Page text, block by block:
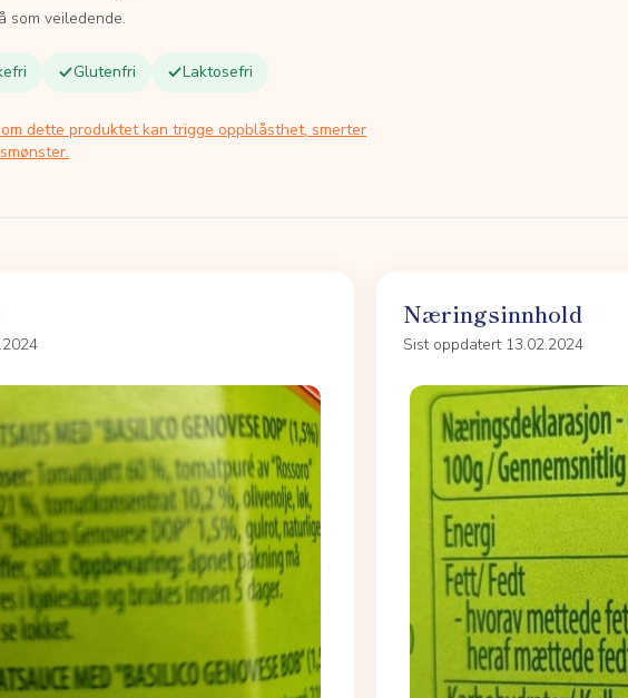
som veiledende.
Glutenfri Laktosefri
dette produktet kan trigge oppblåsthet, smerter
Næringsinnhold
Sist oppdatert 13.02.2024